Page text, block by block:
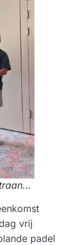
vrij
padel